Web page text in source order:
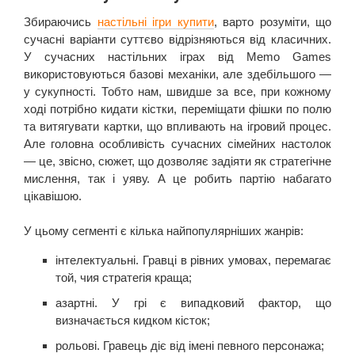
Збираючись настільні ігри купити, варто розуміти, що
сучасні варіанти суттєво відрізняються від класичних.
У сучасних настільних іграх від Memo Games
використовуються базові механіки, але здебільшого —
у сукупності. Тобто нам, швидше за все, при кожному
ході потрібно кидати кістки, переміщати фішки по полю
та витягувати картки, що впливають на ігровий процес.
Але головна особливість сучасних сімейних настолок
— це, звісно, сюжет, що дозволяє задіяти як стратегічне
мислення, так і уяву. А це робить партію набагато
цікавішою.
У цьому сегменті є кілька найпопулярніших жанрів:
інтелектуальні. Гравці в рівних умовах, перемагає
той, чия стратегія краща;
азартні. У грі є випадковий фактор, що
визначається кидком кісток;
рольові. Гравець діє від імені певного персонажа;